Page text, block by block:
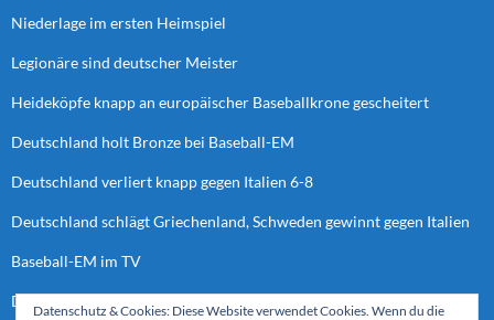
Niederlage im ersten Heimspiel
Legionäre sind deutscher Meister
Heideköpfe knapp an europäischer Baseballkrone gescheitert
Deutschland holt Bronze bei Baseball-EM
Deutschland verliert knapp gegen Italien 6-8
Deutschland schlägt Griechenland, Schweden gewinnt gegen Italien
Baseball-EM im TV
Deutschland verliert letztes Spiel der Vorrunde
Datenschutz & Cookies: Diese Website verwendet Cookies. Wenn du die